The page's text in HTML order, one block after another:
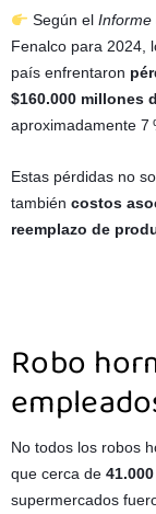
Según el Informe
Fenalco para 2024,
país enfrentaron
$160.000 millones
aproximadamente 7
Estas pérdidas no
también costos
reemplazo de
Robo
No todos los robos
que cerca de
supermercados